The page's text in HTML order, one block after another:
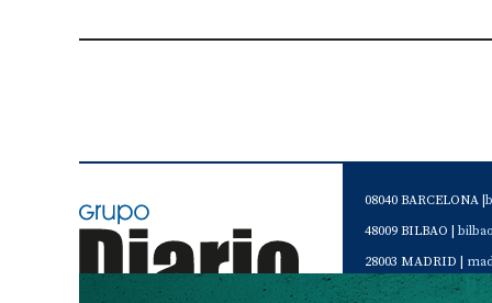
08040 BARCELONA |
48009 BILBAO |
28003 MADRID |
46120 Alboraya.